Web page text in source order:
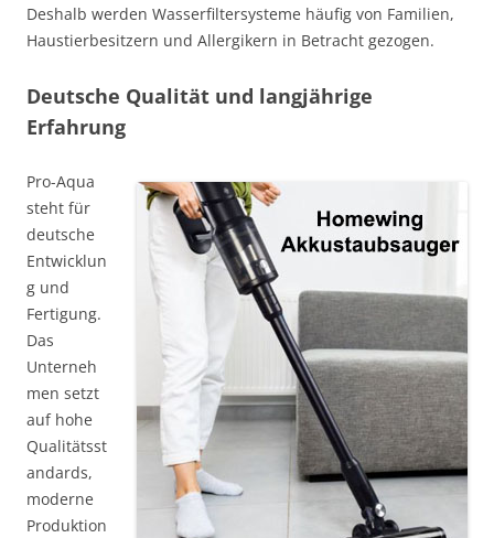
Deshalb werden Wasserfiltersysteme häufig von Familien,
Haustierbesitzern und Allergikern in Betracht gezogen.
Deutsche Qualität und langjährige
Erfahrung
Pro-Aqua
steht für
deutsche
Entwicklun
g und
Fertigung.
Das
Unterneh
men setzt
auf hohe
Qualitätsst
andards,
moderne
Produktion